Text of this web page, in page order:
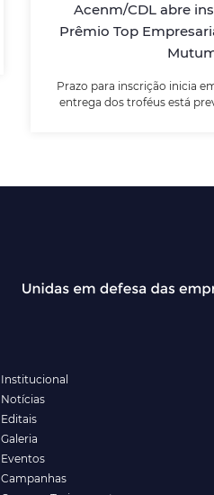
Acenm/CDL abre
Prêmio Top
Prazo para inscrição inicia
entrega dos troféus está
LEIA
Institucional
Notícias
Editais
Galeria
Eventos
Campanhas